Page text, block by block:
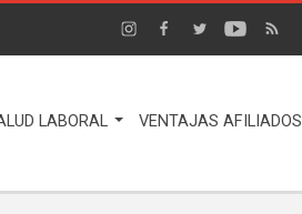
LABORAL VENTAJAS AFILIADOS